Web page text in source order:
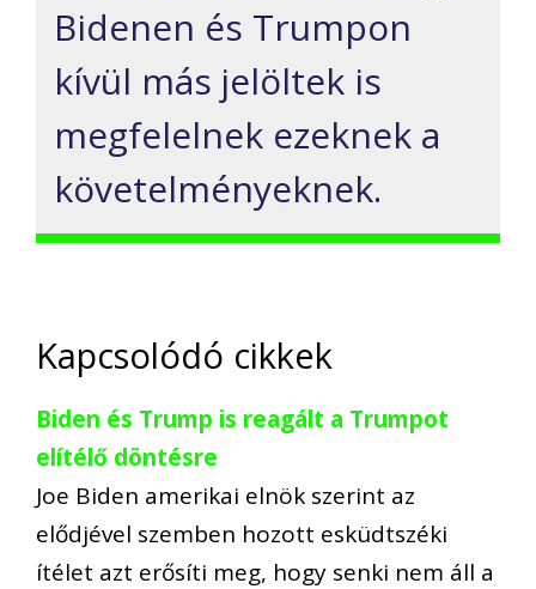
Bidenen és Trumpon
kívül más jelöltek is
megfelelnek ezeknek a
követelményeknek.
Kapcsolódó cikkek
Biden és Trump is reagált a Trumpot
elítélő döntésre
Joe Biden amerikai elnök szerint az
elődjével szemben hozott esküdtszéki
ítélet azt erősíti meg, hogy senki nem áll a